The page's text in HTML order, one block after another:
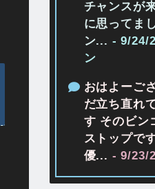
チャンスが
に思ってま
ン... - 9/24/
ン
おはよーご
だ立ち直れ
す そのビン
ストップで
優... - 9/23/